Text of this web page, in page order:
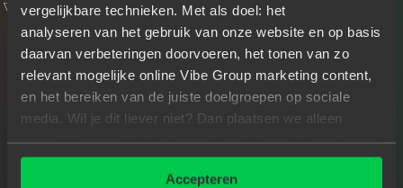
vergelijkbare technieken. Met als doel: het
analyseren van het gebruik van onze website en op basis
daarvan verbeteringen doorvoeren, het tonen van zo
relevant mogelijke online Vibe Group marketing content,
en het bereiken van de juiste doelgroepen op sociale
media. Wil je dit liever niet? Dan plaatsen we alleen
essentiële- en statistische cookies tijdens je bezoek.
Meer weten? Klik hierboven op 'Details' of lees onze
Accepteren